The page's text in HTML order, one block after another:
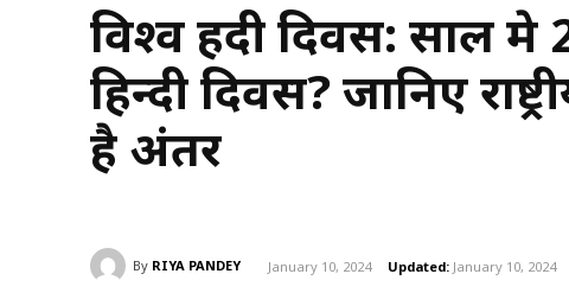
विश्व हिंदी दिवस: साल मे
हिन्दी दिवस? जानिए
है अंतर
By RIYA PANDEY January 10, 2024 Updated: January 10, 2024